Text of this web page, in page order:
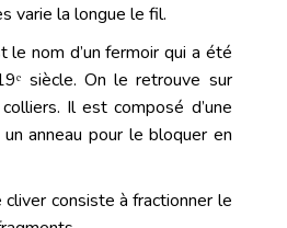
varie la longue le fil.
le nom d’un fermoir qui a été
siècle. On le retrouve sur
Il est composé d’une
anneau pour le bloquer en
consiste à fractionner le